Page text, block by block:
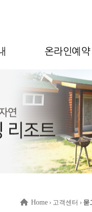
온라인예약
Home › 고객센터 › 묻